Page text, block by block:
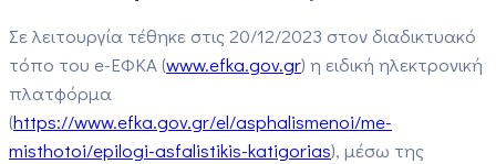
Σε λειτουργία τέθηκε στις 20/12/2023 στον διαδικτυακό
τόπο του e-ΕΦΚΑ (www.efka.gov.gr) η ειδική ηλεκτρονική
πλατφόρμα
(https://www.efka.gov.gr/el/asphalismenoi/me-
misthotoi/epilogi-asfalistikis-katigorias), μέσω της